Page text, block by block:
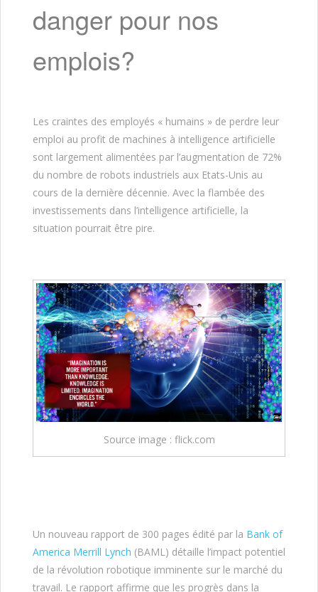
danger pour nos
emplois?
Les craintes des employés « humains » de perdre leur
emploi au profit de machines à intelligence artificielle
sont largement alimentées par l’augmentation de 72%
du nombre de robots industriels aux Etats-Unis au
cours de la dernière décennie. Avec la flambée des
investissements dans l’intelligence artificielle, la
situation pourrait être pire.
Source image : flick.com
Un nouveau rapport de 300 pages édité par la Bank of
America Merrill Lynch (BAML) détaille l’impact potentiel
de la révolution robotique imminente sur le marché du
travail. Le rapport affirme que les progrès dans la